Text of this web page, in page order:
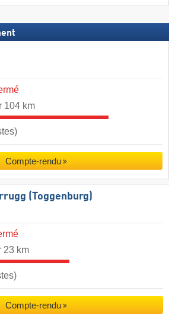
104 km
Compte-rendu
(Toggenburg)
23 km
Compte-rendu